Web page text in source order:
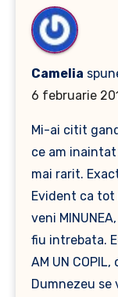
Camelia
6 februarie
Mi-ai citit
ce am
mai rarit.
Evident ca tot
veni
fiu intrebata.
AM UN
Dumnezeu se